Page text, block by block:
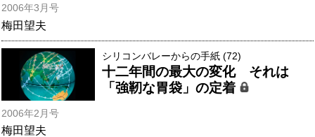
2006年3月号
梅田望夫
シリコンバレーからの手紙 (72)
十二年間の最大の変化 それは
「強靭な胃袋」の定着
2006年2月号
梅田望夫